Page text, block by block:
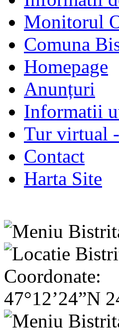
Monitorul
Comuna
Homepage
Anunțuri
Informatii
Tur virtual
Contact
Harta Site
Coordonate:
47°12’24”N